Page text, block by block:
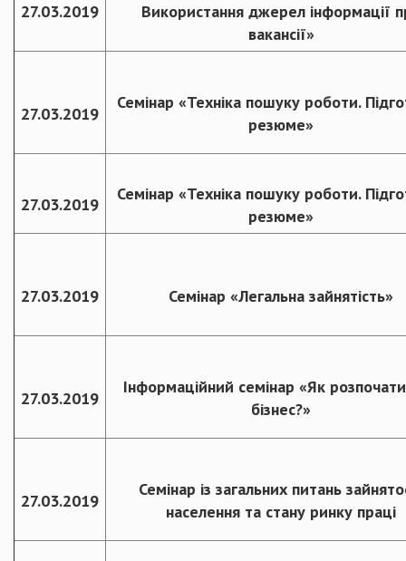
27.03.2019
Використання джерел інформації
вакансії»
27.03.2019
Семінар «Техніка пошуку роботи.
резюме»
27.03.2019
Семінар «Техніка пошуку роботи.
резюме»
27.03.2019 Семінар «Легальна зайнятість»
27.03.2019
Інформаційний семінар «Як розпочати
бізнес?»
27.03.2019
Семінар із загальних питань
населення та стану ринку праці